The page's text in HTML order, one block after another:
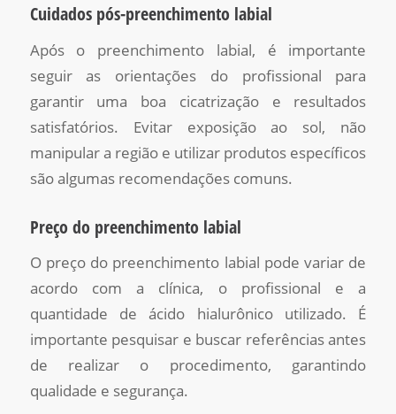
Cuidados pós-preenchimento labial
Após o preenchimento labial, é importante
seguir as orientações do profissional para
garantir uma boa cicatrização e resultados
satisfatórios. Evitar exposição ao sol, não
manipular a região e utilizar produtos específicos
são algumas recomendações comuns.
Preço do preenchimento labial
O preço do preenchimento labial pode variar de
acordo com a clínica, o profissional e a
quantidade de ácido hialurônico utilizado. É
importante pesquisar e buscar referências antes
de realizar o procedimento, garantindo
qualidade e segurança.